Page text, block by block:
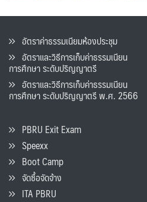
อัตราค่าธรรมเนียมห้องประชุม
อัตราและวิธีการเก็บค่าธรรมเนียน
การศึกษา ระดับปริญญาตรี
อัตราและวิธีการเก็บค่าธรรมเนียน
การศึกษา ระดับปริญญาตรี พ.ศ. 2566
PBRU Exit Exam
Speexx
Boot Camp
จัดซื้อจัดจ้าง
ITA PBRU